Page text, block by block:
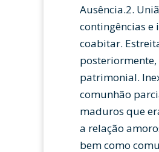
Ausência.2.
contingências e
coabitar.
posteriormente,
patrimonial.
comunhão
maduros que
a relação
bem como